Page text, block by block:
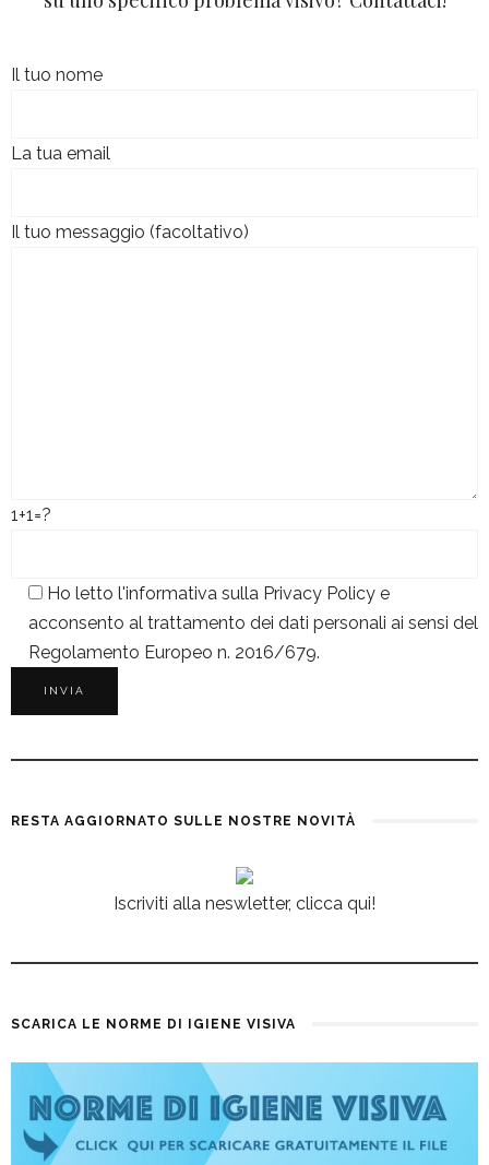
Il tuo nome
La tua email
Il tuo messaggio (facoltativo)
1+1=?
Ho letto l'informativa sulla Privacy Policy e
acconsento al trattamento dei dati personali ai sensi del
Regolamento Europeo n. 2016/679.
RESTA AGGIORNATO SULLE NOSTRE NOVITÀ
Iscriviti alla neswletter, clicca qui!
SCARICA LE NORME DI IGIENE VISIVA